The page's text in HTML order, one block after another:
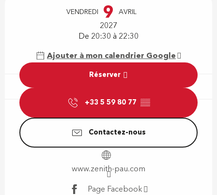
VENDREDI 9 AVRIL
2027
De 20:30 à 22:30
Ajouter à mon calendrier Google
Réserver
+33 5 59 80 77 ▒▒
Contactez-nous
www.zenith-pau.com
Page Facebook